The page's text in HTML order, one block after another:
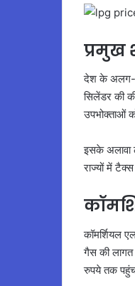
प्रमुख
देश के अलग-
सिलेंडर की
उपभोक्ताओं
इसके
राज्यों में
कॉमर्शियल
गैस की लागत
रुपये तक